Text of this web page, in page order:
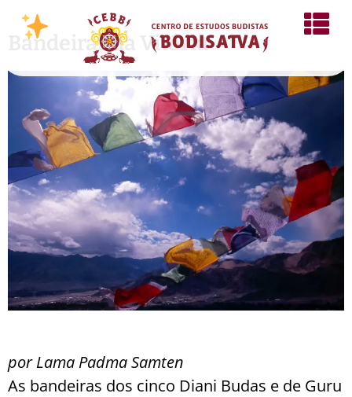
Bandeiras da Vitória
por Lama Padma Samten
As bandeiras dos cinco Diani Budas e de Guru